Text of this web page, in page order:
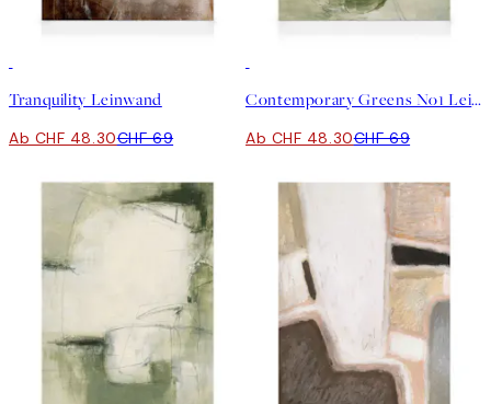
Tranquility Leinwand
Ab CHF 48.30CHF 69
Contemporary Greens No1 Leinwand
Ab CHF 48.30CHF 69